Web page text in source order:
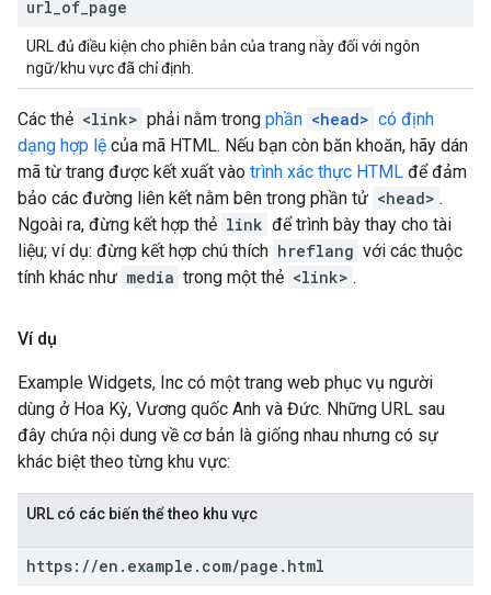
url of page
URL đủ điều kiện cho phiên bản của trang này đối với ngôn
ngữ/khu vực đã chỉ định.
Các thẻ <link> phải nằm trong phần <head> có định
dạng hợp lệ của mã HTML. Nếu bạn còn băn khoăn, hãy dán
mã từ trang được kết xuất vào trình xác thực HTML để đảm
bảo các đường liên kết nằm bên trong phần tử <head> .
Ngoài ra, đừng kết hợp thẻ link để trình bày thay cho tài
liệu; ví dụ: đừng kết hợp chú thích hreflang với các thuộc
tính khác như media trong một thẻ <link> .
Ví dụ
Example Widgets, Inc có một trang web phục vụ người
dùng ở Hoa Kỳ, Vương quốc Anh và Đức. Những URL sau
đây chứa nội dung về cơ bản là giống nhau nhưng có sự
khác biệt theo từng khu vực:
URL có các biến thể theo khu vực
https: //en . example . com/page . html